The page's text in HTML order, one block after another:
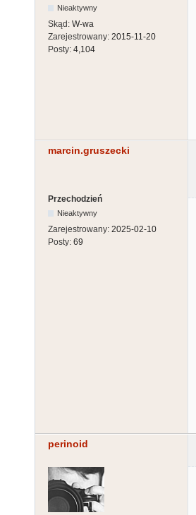
Nieaktywny
Skąd: W-wa
Zarejestrowany: 2015-11-20
Posty: 4,104
marcin.gruszecki
Przechodzień
Nieaktywny
Zarejestrowany: 2025-02-10
Posty: 69
perinoid